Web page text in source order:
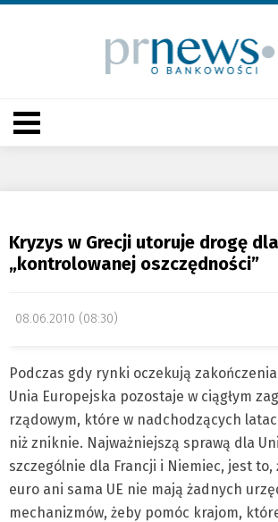
Kryzys w Grecji utoruje drogę dla
„kontrolowanej oszczędności”
08.06.2010 (08:30)
Podczas gdy rynki oczekują
Unia Europejska pozostaje w ciągłym
rządowym, które w nadchodzących
niż zniknie. Najważniejszą sprawą dla
szczególnie dla Francji i Niemiec, jest
euro ani sama UE nie mają żadnych
mechanizmów, żeby pomóc krajom,